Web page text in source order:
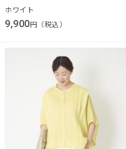
ホワイト
9,900 円（税込）